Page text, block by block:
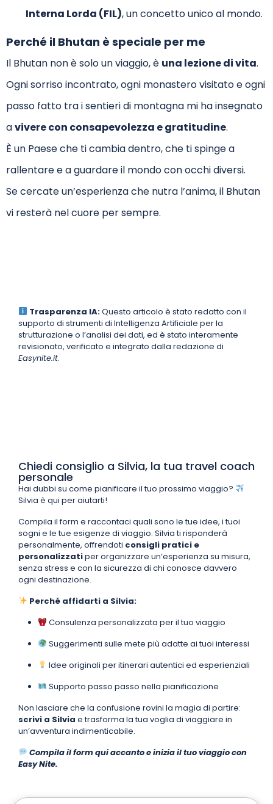
Interna Lorda (FIL), un concetto unico al mondo.
Perché il Bhutan è speciale per me
Il Bhutan non è solo un viaggio, è una lezione di vita.
Ogni sorriso incontrato, ogni monastero visitato e ogni
passo fatto tra i sentieri di montagna mi ha insegnato
avivere con consapevolezza e gratitudine.
È un Paese che ti cambia dentro, che ti spinge a
rallentare e a guardare il mondo con occhi diversi.
Se cercate un’esperienza che nutra l’anima, il Bhutan
vi resterà nel cuore per sempre.
Trasparenza IA:Questo articolo è stato redatto con il
supporto di strumenti di Intelligenza Artificiale per la
strutturazione o l’analisi dei dati, ed è stato interamente
revisionato, verificato e integrato dalla redazione di
Easynite.it.
Chiedi consiglio a Silvia, la tua travel coach
personale
Hai dubbi su come pianificare il tuo prossimo viaggio?
Silvia è qui per aiutarti!
Compila il form e raccontaci quali sono le tue idee, i tuoi
sogni e le tue esigenze di viaggio. Silvia ti risponderà
personalmente, offrendoti consigli pratici e
personalizzatiper organizzare un’esperienza su misura,
senza stress e con la sicurezza di chi conosce davvero
ogni destinazione.
Perché affidarti a Silvia:
Consulenza personalizzata per il tuo viaggio
Suggerimenti sulle mete più adatte ai tuoi interessi
Idee originali per itinerari autentici ed esperienziali
Supporto passo passo nella pianificazione
Non lasciare che la confusione rovini la magia di partire:
scrivi a Silvia e trasforma la tua voglia di viaggiare in
un’avventura indimenticabile.
Compila il form qui accanto e inizia il tuo viaggio con
Easy Nite.